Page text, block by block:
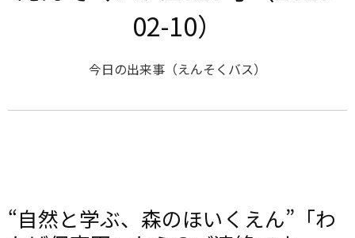
02-10）
今日の出来事（えんそくバス）
“自然と学ぶ、森のほいくえん”「わ